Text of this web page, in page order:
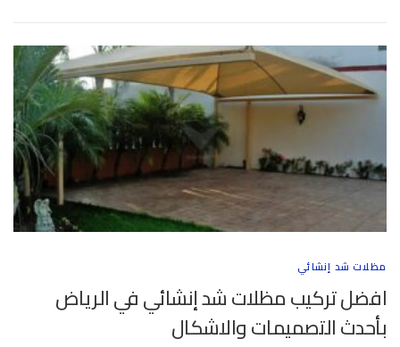
مظلات شد إنشائي
افضل تركيب مظلات شد إنشائي في الرياض
بأحدث التصميمات والاشكال